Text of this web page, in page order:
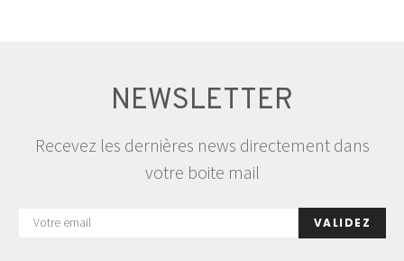
NEWSLETTER
Recevez les dernières news directement dans
votre boite mail
VALIDEZ